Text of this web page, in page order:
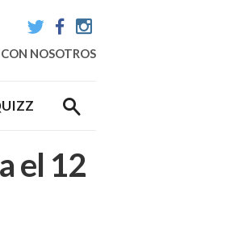
TwitterFacebookInstagram
NOSOTROS
el 12